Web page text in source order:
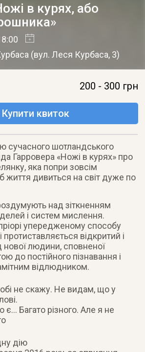
в курях, або
(вул. Леся Курбаса, 3)
200 - 300 грн
Купити квиток
сучасного шотландського
Гарровера «Ножі в курях» про
яка попри зовсім
життя дивиться на світ дуже по
над зіткненням
і систем мислення.
упередженому способу
відкритий і
нової людини, сповненої
до постійного пізнавання і
відлюдником.
не скажу. Не видам, що у
є… Багато різного. Але я не
дію